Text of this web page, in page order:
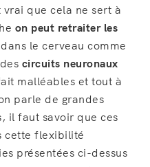
vrai que cela ne sert à
on peut retraiter les
le cerveau comme
circuits neuronaux
malléables et tout à
parle de grandes
il faut savoir que ces
cette flexibilité
présentées ci-dessus